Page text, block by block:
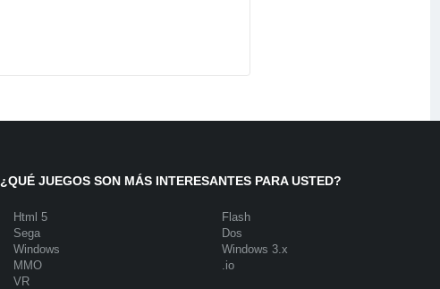
¿QUÉ JUEGOS SON MÁS INTERESANTES PARA USTED?
Html 5
Flash
Sega
Dos
Windows
Windows 3.x
MMO
.io
VR